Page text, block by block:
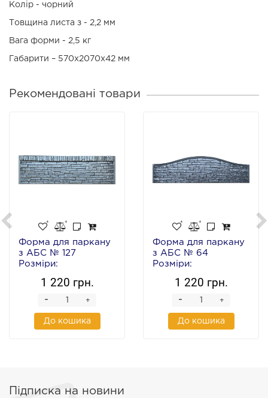
Колір - чорний
Товщина листа з - 2,2 мм
Вага форми - 2,5 кг
Габарити – 570х2070х42 мм
Рекомендовані товари
Форма для паркану
з АБС № 127
Розміри:
1 220 грн.
+
-
До кошика
Форма для паркану
з АБС № 64
Розміри:
1 220 грн.
+
-
До кошика
Підписка на новини